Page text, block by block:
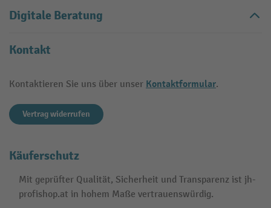
Digitale Beratung
Kontakt
Kontaktieren Sie uns über unser Kontaktformular.
Vertrag widerrufen
Käuferschutz
Mit geprüfter Qualität, Sicherheit und Transparenz ist jh-
profishop.at in hohem Maße vertrauenswürdig.